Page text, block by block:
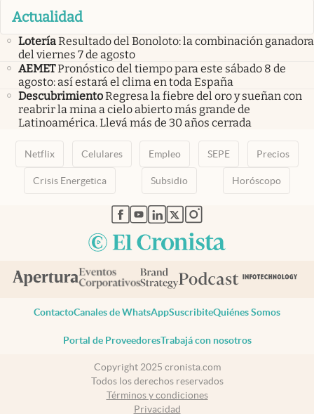
Actualidad
LoteríaResultado del Bonoloto: la combinación ganadora
del viernes 7 de agosto
AEMETPronóstico del tiempo para este sábado 8 de
agosto: así estará el clima en toda España
DescubrimientoRegresa la fiebre del oro y sueñan con
reabrir la mina a cielo abierto más grande de
Latinoamérica. Llevá más de 30 años cerrada
Netflix Celulares Empleo SEPE Precios
Crisis Energetica Subsidio Horóscopo
abre en nueva pestaña
abre en nueva pestaña
abre en nueva pestaña
abre en nueva pestaña
abre en nueva pestaña
ContactoCanales de WhatsAppSuscribiteQuiénes Somos
Portal de ProveedoresTrabajá con nosotros
Copyright 2025 cronista.com
Todos los derechos reservados
Términos y condiciones
Privacidad